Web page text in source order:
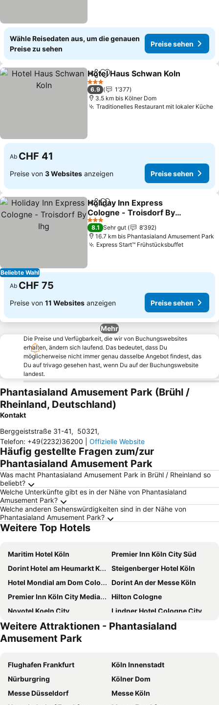
Wähle Reisedaten aus, um die genauen
Preise zu sehen
Preise sehen
TeilenZu Favoriten hinzufügen
Hotel Haus Schwan Koln
3 Sterne
6.9
1’377
3.5 km bis Kölner Dom
Traditionelles Restaurant mit lokaler Küche
Ab CHF 41
Preise von 3 Websites anzeigen Preise sehen
Beliebte Wahl
TeilenZu Favoriten hinzufügen
Holiday Inn Express
Cologne - Troisdorf By
Ihg
3 Sterne
8.1 Sehr gut
8’392
16.7 km bis Phantasialand Amusement Park
Express Start™ Frühstücksbuffet
Ab CHF 75
Preise von 11 Websites anzeigen Preise sehen
Mehr
Die Preise und Verfügbarkeit, die wir von Buchungswebsites
erhalten, ändern sich laufend. Das bedeutet, dass Du
möglicherweise nicht immer genau dasselbe Angebot findest, das
Du auf trivago gesehen hast, wenn Du auf der Buchungswebsite
landest.
Phantasialand Amusement Park (Brühl /
Rheinland, Deutschland)
Kontakt
Berggeiststraße 31-41, 50321,
Telefon: +49(2232)36200 Offizielle Website
Häufig gestellte Fragen zum/zur
Phantasialand Amusement Park
Was macht Phantasialand Amusement Park in Brühl / Rheinland so
beliebt?
Welche Unterkünfte gibt es in der Nähe von Phantasialand
Amusement Park?
Welche anderen Sehenswürdigkeiten sind in der Nähe von
Phantasialand Amusement Park?
Weitere Top Hotels
Maritim Hotel Köln
Premier Inn Köln City Süd
Dorint Hotel am Heumarkt Köln
Steigenberger Hotel Köln
Hotel Mondial am Dom Cologne MGallery
Dorint An der Messe Köln
Premier Inn Köln City Mediapark Hotel
Hilton Cologne
Novotel Koeln City
Lindner Hotel Cologne City Plaza, part of JdV by Hyatt
CityClass Hotel am Dom
Cologne Marriott Hotel
ibis budget Koeln Messe
Opera Hotel Köln
Pullman Cologne
MEININGER Hotel Köln West
a&o Köln Neumarkt
Boutique 003 Köln City am Dom, Trademark Collection by Wyndham
Hotel Lyskirchen Koln
Weitere Attraktionen - Phantasialand
Amusement Park
Flughafen Frankfurt
Köln Innenstadt
Nürburgring
Kölner Dom
Messe Düsseldorf
Messe Köln